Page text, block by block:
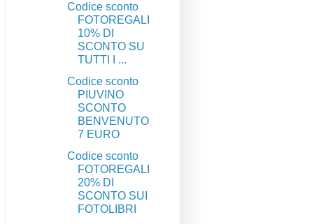
Codice sconto
FOTOREGALI
10% DI
SCONTO SU
TUTTI I ...
Codice sconto
PIUVINO
SCONTO
BENVENUTO
7 EURO
Codice sconto
FOTOREGALI
20% DI
SCONTO SUI
FOTOLIBRI